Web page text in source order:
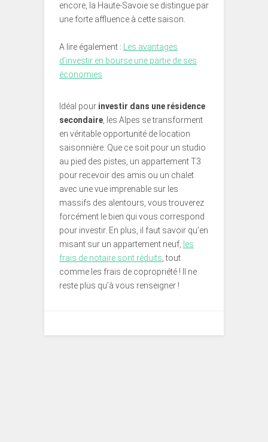
encore, la Haute-Savoie se distingue par
une forte affluence à cette saison.
A lire également : Les avantages
d’investir en bourse une partie de ses
économies
Idéal pour investir dans une résidence
secondaire, les Alpes se transforment
en véritable opportunité de location
saisonnière. Que ce soit pour un studio
au pied des pistes, un appartement T3
pour recevoir des amis ou un chalet
avec une vue imprenable sur les
massifs des alentours, vous trouverez
forcément le bien qui vous correspond
pour investir. En plus, il faut savoir qu’en
misant sur un appartement neuf, les
frais de notaire sont réduits, tout
comme les frais de copropriété ! Il ne
reste plus qu’à vous renseigner !